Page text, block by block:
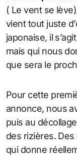
( Le vent se
vient tout juste
japonaise, il
mais qui nous
que sera le
Pour cette
annonce, nous
puis au
des rizières.
qui donne